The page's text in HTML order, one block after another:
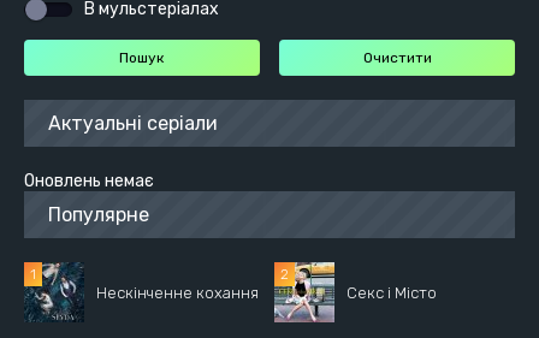
В мульстеріалах
Актуальні серіали
Оновлень немає
Популярне
Нескінченне кохання Секс і Місто